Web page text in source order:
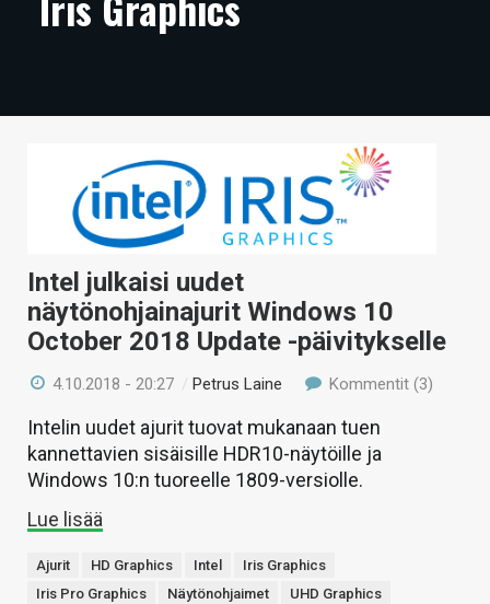
ARTIKKELIT
TECHBBS
HINTA.FI
VAIHDA TEEMA
HAKU
Intel julkaisi uudet
näytönohjainajurit Windows 10
October 2018 Update -päivitykselle
4.10.2018 - 20:27 /Petrus Laine Kommentit (3)
Intelin uudet ajurit tuovat mukanaan tuen
kannettavien sisäisille HDR10-näytöille ja
Windows 10:n tuoreelle 1809-versiolle.
Lue lisää
Ajurit HD Graphics Intel
Iris Graphics
Iris Pro Graphics
Näytönohjaimet UHD Graphics